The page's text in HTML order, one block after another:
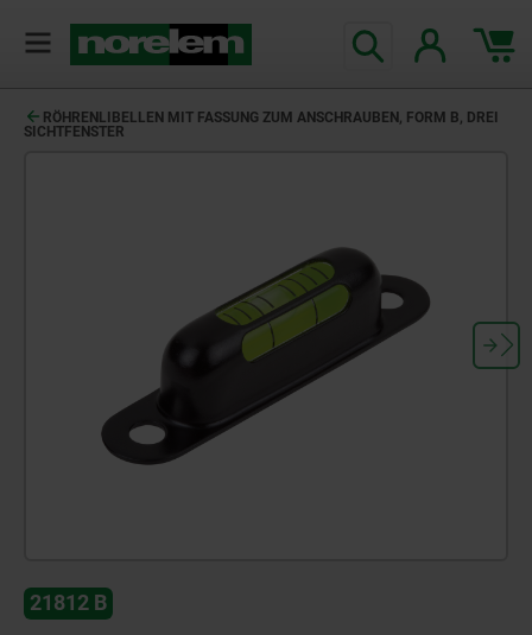
RÖHRENLIBELLEN MIT FASSUNG ZUM ANSCHRAUBEN, FORM B, DREI
SICHTFENSTER
21812 B